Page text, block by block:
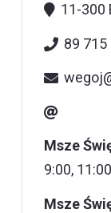
11-300
89 715
Msze
9:00, 11:00
Msze